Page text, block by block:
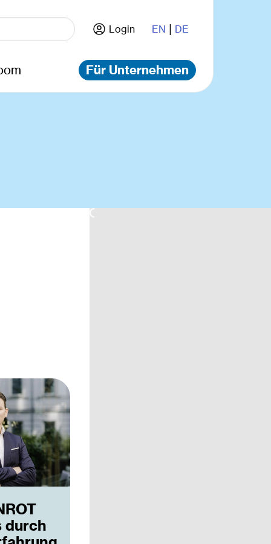
Für Unternehmen
Login EN | DE
durch